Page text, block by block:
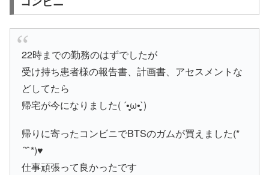
22時までの勤務のはずでしたが
受け持ち患者様の報告書、計画書、アセスメントな
どしてたら
帰宅が今になりました( ´•̥̥̥ω•̥̥̥`)
帰りに寄ったコンビニでBTSのガムが買えました(*
´˘`*)♥
仕事頑張って良かったです